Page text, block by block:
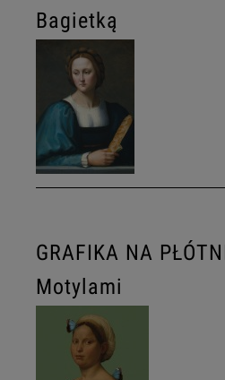
Bagietką
GRAFIKA NA
Motylami